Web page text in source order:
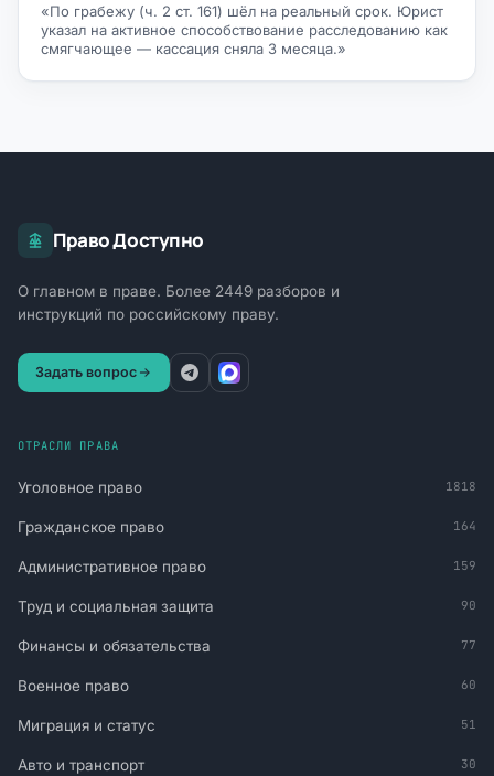
«По грабежу (ч. 2 ст. 161) шёл на реальный срок. Юрист
указал на активное способствование расследованию как
смягчающее — кассация сняла 3 месяца.»
Право Доступно
О главном в праве. Более 2449 разборов и
инструкций по российскому праву.
Задать вопрос
ОТРАСЛИ ПРАВА
Уголовное право 1818
Гражданское право 164
Административное право 159
Труд и социальная защита 90
Финансы и обязательства 77
Военное право 60
Миграция и статус 51
Авто и транспорт 30